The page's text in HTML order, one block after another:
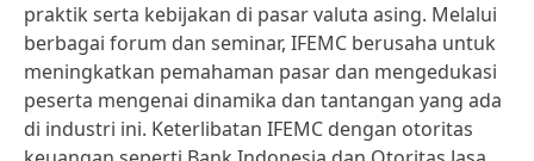
praktik serta kebijakan di pasar valuta asing. Melalui
berbagai forum dan seminar, IFEMC berusaha untuk
meningkatkan pemahaman pasar dan mengedukasi
peserta mengenai dinamika dan tantangan yang ada
di industri ini. Keterlibatan IFEMC dengan otoritas